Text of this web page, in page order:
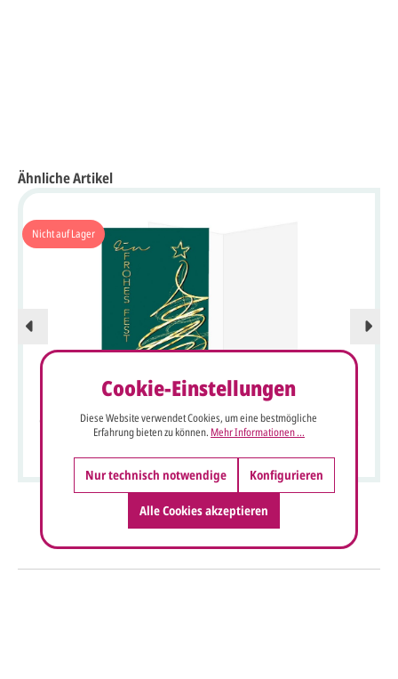
Ähnliche Artikel
Nicht auf Lager
Grüne Spendenweihnachtskarte "Ein frohes Fest" mit Baum
und Spende für Ärzte ohne Grenzen
Cookie-Einstellungen
Diese Website verwendet Cookies, um eine bestmögliche
Erfahrung bieten zu können. Mehr Informationen ...
Nur technisch notwendige Konfigurieren
Alle Cookies akzeptieren